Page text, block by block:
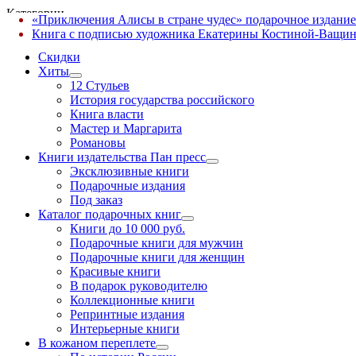
Категории
Скидки
Хиты
12 Стульев
История государства российского
Книга власти
Мастер и Маргарита
Романовы
Книги издательства Пан пресс
Эксклюзивные книги
Подарочные издания
Под заказ
Каталог подарочных книг
Книги до 10 000 руб.
Подарочные книги для мужчин
Подарочные книги для женщин
Красивые книги
В подарок руководителю
Коллекционные книги
Репринтные издания
Интерьерные книги
В кожаном переплете
«Приключения Алисы в стране чудес» подарочное издание
Книга с подписью художника Екатерины Костиной-